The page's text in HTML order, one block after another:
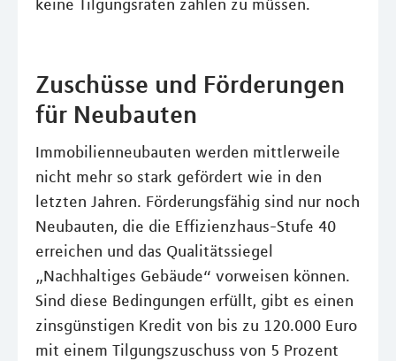
keine Tilgungsraten zahlen zu müssen.
Zuschüsse und Förderungen
für Neubauten
Immobilienneubauten werden mittlerweile
nicht mehr so stark gefördert wie in den
letzten Jahren. Förderungsfähig sind nur noch
Neubauten, die die Effizienzhaus-Stufe 40
erreichen und das Qualitätssiegel
„Nachhaltiges Gebäude“ vorweisen können.
Sind diese Bedingungen erfüllt, gibt es einen
zinsgünstigen Kredit von bis zu 120.000 Euro
mit einem Tilgungszuschuss von 5 Prozent